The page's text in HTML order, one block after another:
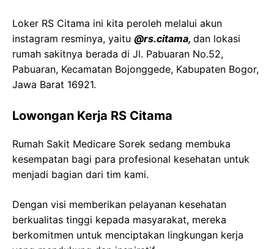
Loker RS Citama ini kita peroleh melalui akun
instagram resminya, yaitu @rs.citama, dan lokasi
rumah sakitnya berada di Jl. Pabuaran No.52,
Pabuaran, Kecamatan Bojonggede, Kabupaten Bogor,
Jawa Barat 16921.
Lowongan Kerja RS Citama
Rumah Sakit Medicare Sorek sedang membuka
kesempatan bagi para profesional kesehatan untuk
menjadi bagian dari tim kami.
Dengan visi memberikan pelayanan kesehatan
berkualitas tinggi kepada masyarakat, mereka
berkomitmen untuk menciptakan lingkungan kerja